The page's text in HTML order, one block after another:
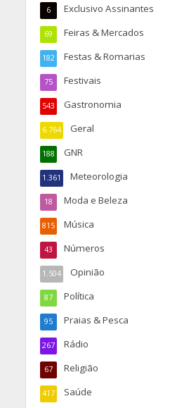
Exclusivo Assinantes
6
Feiras & Mercados
69
Festas & Romarias
182
Festivais
75
Gastronomia
543
Geral
6.764
GNR
188
Meteorologia
1.361
Moda e Beleza
18
Música
815
Números
43
Opinião
1.504
Política
87
Praias & Pesca
95
Rádio
267
Religião
67
Saúde
417